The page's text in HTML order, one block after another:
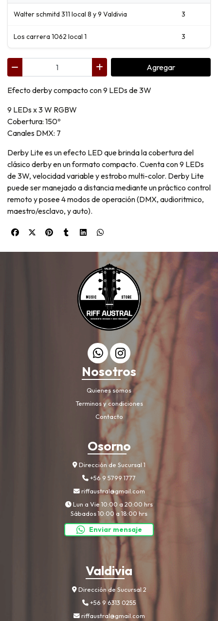
Walter schmitd 311 local 8 y 9 Valdivia 3
Los carrera 1062 local 1 3
Agregar
Efecto derby compacto con 9 LEDs de 3W
9 LEDs x 3 W RGBW
Cobertura: 150º
Canales DMX: 7
Derby Lite es un efecto LED que brinda la cobertura del
clásico derby en un formato compacto. Cuenta con 9 LEDs
de 3W, velocidad variable y estrobo multi-color. Derby Lite
puede ser manejado a distancia mediante un práctico control
remoto y posee 4 modos de operación (DMX, audioritmico,
maestro/esclavo, y auto).
Nosotros
Quienes somos
Terminos y condiciones
Contacto
Osorno
Dirección de Sucursal 1
+56 9 5799 1777
riffaustral@gmail.com
Lun a Vie 10:00 a 20:00 hrs
Sábados 10:00 a 18:00 hrs
Enviar mensaje
Valdivia
Dirección de Sucursal 2
+56 9 6313 0255
riffaustral@gmail.com